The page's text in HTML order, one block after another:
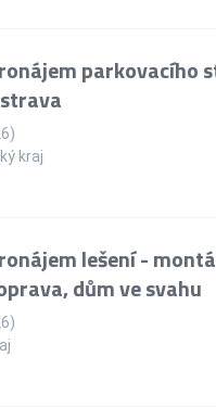
parkovacího
kraj
lešení -
dům ve svahu